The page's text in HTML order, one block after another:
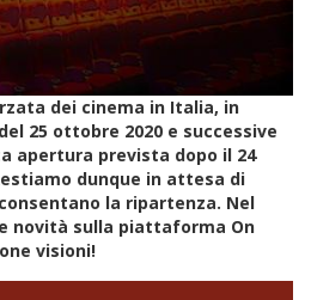
dei cinema in Italia, in
25 ottobre 2020 e successive
apertura prevista dopo il 24
dunque in attesa di
la ripartenza. Nel
novità sulla piattaforma On
visioni!